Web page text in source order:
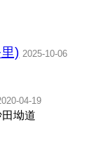
) 2025-10-06
04-19
坳道